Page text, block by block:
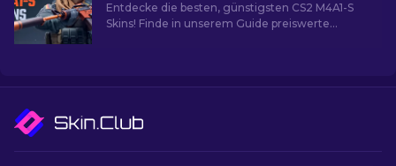
Entdecke die besten, günstigsten CS2 M4A1-S
Skins! Finde in unserem Guide preiswerte